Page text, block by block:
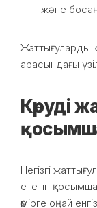
және
Жаттығуларды
арасындағы
Көруді
Негізгі
ететін
өмірге оңай